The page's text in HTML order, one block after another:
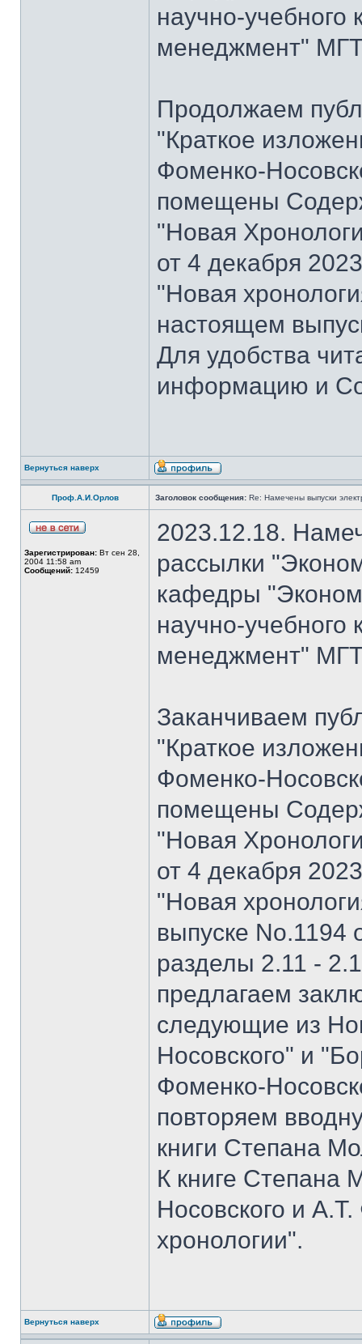
научно-
менеджмент"
Продолжаем
"Краткое
Фоменко-
помещены
"Новая
от 4 декабря
"Новая
настоящем
Для удобства
информацию и
Вернуться наверх
Проф.А.И.Орлов Заголовок сообщения: Re: Намечены выпуски
Зарегистрирован: Вт сен 28,
2004 11:58 am
Сообщений: 12459
2023.12.18.
рассылки
кафедры
научно-
менеджмент"
Заканчиваем
"Краткое
Фоменко-
помещены
"Новая
от 4 декабря
"Новая
выпуске No.1194
разделы 2.11 -
предлагаем
следующие из
Носовского" и
Фоменко-
повторяем
книги Степана
К книге Степана
Носовского и
хронологии".
Вернуться наверх